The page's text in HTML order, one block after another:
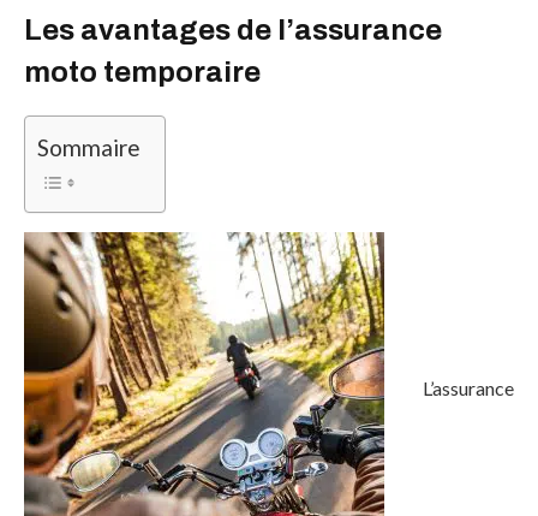
Les avantages de l’assurance
moto temporaire
Sommaire
L’assurance